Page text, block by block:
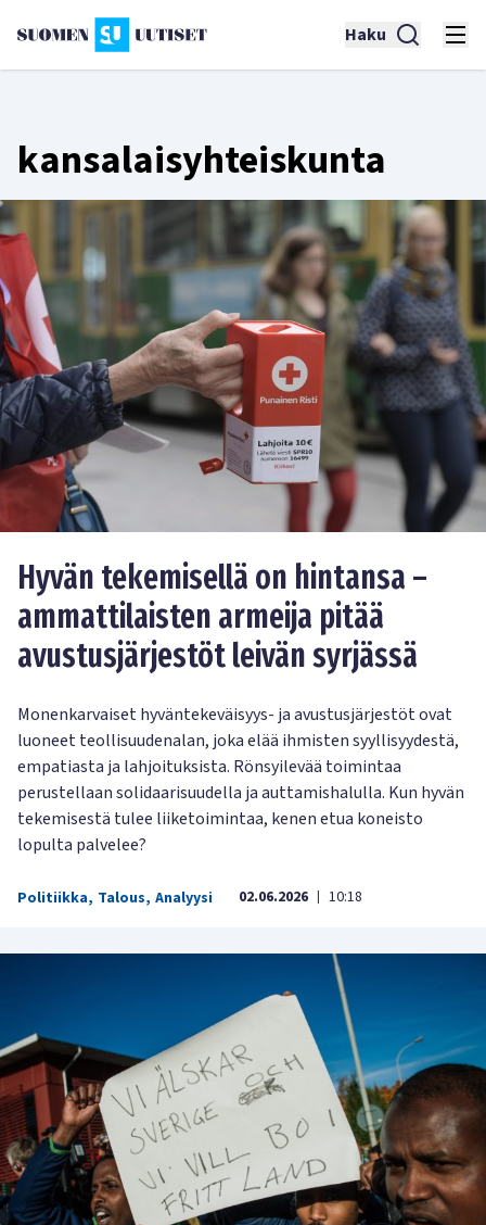
Haku
kansalaisyhteiskunta
Hyvän tekemisellä on hintansa –
ammattilaisten armeija pitää
avustusjärjestöt leivän syrjässä
Monenkarvaiset hyväntekeväisyys- ja avustusjärjestöt ovat
luoneet teollisuudenalan, joka elää ihmisten syyllisyydestä,
empatiasta ja lahjoituksista. Rönsyilevää toimintaa
perustellaan solidaarisuudella ja auttamishalulla. Kun hyvän
tekemisestä tulee liiketoimintaa, kenen etua koneisto
lopulta palvelee?
Politiikka, Talous, Analyysi 02.06.2026 | 10:18